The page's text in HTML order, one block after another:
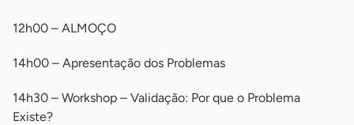
12h00 – ALMOÇO
14h00 – Apresentação dos Problemas
14h30 – Workshop – Validação: Por que o Problema
Existe?